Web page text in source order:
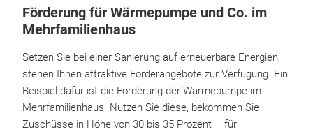
Förderung für Wärmepumpe und Co. im
Mehrfamilienhaus
Setzen Sie bei einer Sanierung auf erneuerbare Energien,
stehen Ihnen attraktive Förderangebote zur Verfügung. Ein
Beispiel dafür ist die Förderung der Wärmepumpe im
Mehrfamilienhaus. Nutzen Sie diese, bekommen Sie
Zuschüsse in Höhe von 30 bis 35 Prozent – für